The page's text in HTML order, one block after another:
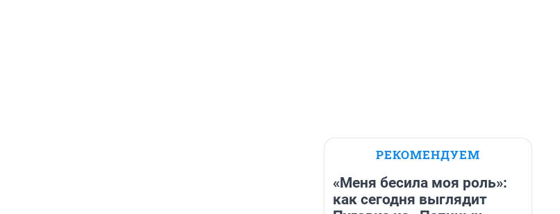
РЕКОМЕНДУЕМ
«Меня бесила моя роль»:
как сегодня выглядит